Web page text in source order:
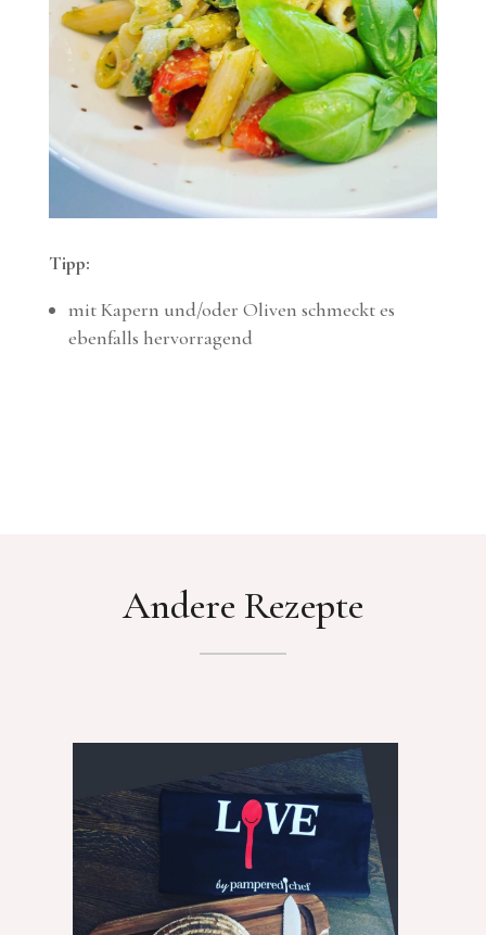
Tipp:
mit Kapern und/oder Oliven schmeckt es
ebenfalls hervorragend
Andere Rezepte